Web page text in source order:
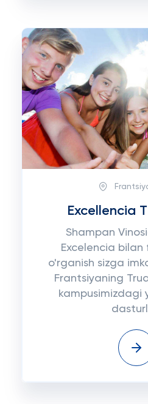
Excellencia
Shampan
Excelencia bilan
o'rganish sizga
Frantsiyaning
kampusimizdagi